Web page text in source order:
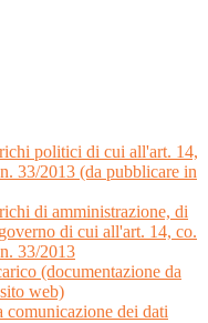
politici di cui all'art. 14,
33/2013 (da pubblicare in
di amministrazione, di
di cui all'art. 14, co.
33/2013
(documentazione da
web)
comunicazione dei dati